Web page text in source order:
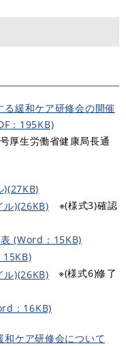
緩和ケア研修会の開催
：195KB)
厚生労働省健康局長通
)(27KB)
ル)(26KB) ※(様式3)確認
(Word：15KB)
15KB)
ル)(26KB) ※(様式6)修了
：16KB)
ケア研修会について